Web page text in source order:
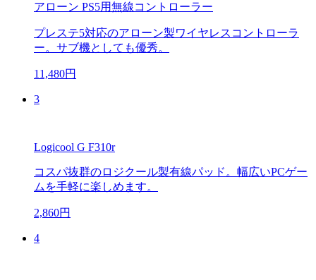
アローン PS5用無線コントローラー
プレステ5対応のアローン製ワイヤレスコントローラ
ー。サブ機としても優秀。
11,480円
3
Logicool G F310r
コスパ抜群のロジクール製有線パッド。幅広いPCゲー
ムを手軽に楽しめます。
2,860円
4